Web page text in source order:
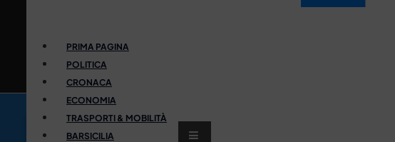
PRIMA PAGINA
POLITICA
CRONACA
ECONOMIA
TRASPORTI & MOBILITÀ
BARSICILIA